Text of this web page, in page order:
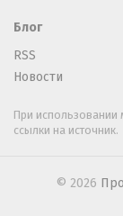
Блог
RSS
Новости
При использовании
ссылки на источник.
© 2026